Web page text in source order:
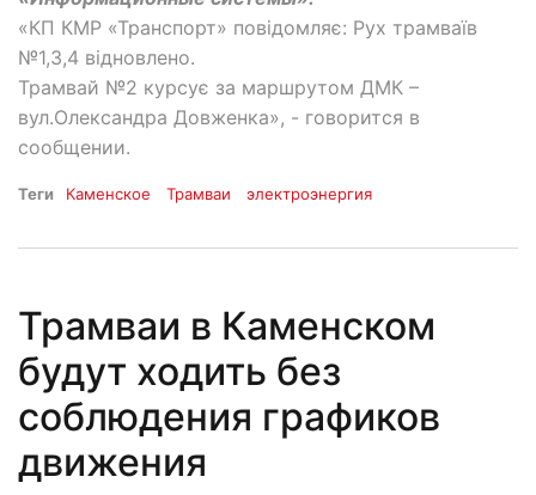
«КП КМР «Транспорт» повідомляє: Рух трамваїв
№1,3,4 відновлено.
Трамвай №2 курсує за маршрутом ДМК –
вул.Олександра Довженка», - говорится в
сообщении.
Теги Каменское Трамваи электроэнергия
Трамваи в Каменском
будут ходить без
соблюдения графиков
движения